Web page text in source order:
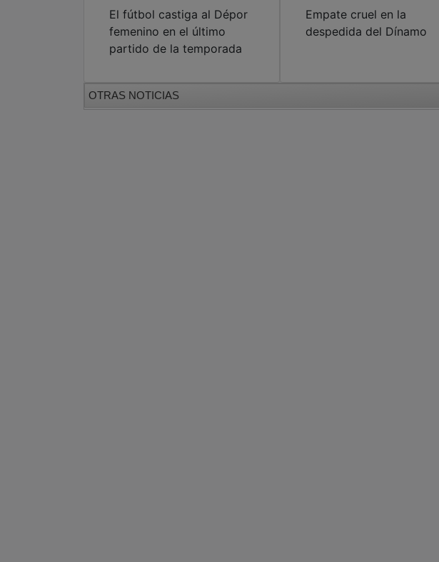
El fútbol castiga al Dépor
femenino en el último
partido de la temporada
Empate cruel en la
despedida del Dínamo
OTRAS NOTICIAS